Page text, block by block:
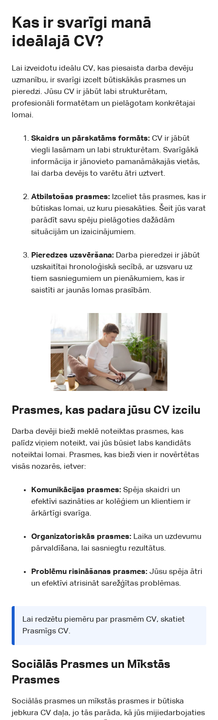
Kas ir svarīgi manā
ideālajā CV?
Lai izveidotu ideālu CV, kas piesaista darba devēju
uzmanību, ir svarīgi izcelt būtiskākās prasmes un
pieredzi. Jūsu CV ir jābūt labi strukturētam,
profesionāli formatētam un pielāgotam konkrētajai
lomai.
Skaidrs un pārskatāms formāts: CV ir jābūt
viegli lasāmam un labi strukturētam. Svarīgākā
informācija ir jānovieto pamanāmākajās vietās,
lai darba devējs to varētu ātri uztvert.
Atbilstošas prasmes: Izceliet tās prasmes, kas ir
būtiskas lomai, uz kuru piesakāties. Šeit jūs varat
parādīt savu spēju pielāgoties dažādām
situācijām un izaicinājumiem.
Pieredzes uzsvēršana: Darba pieredzei ir jābūt
uzskaitītai hronoloģiskā secībā, ar uzsvaru uz
tiem sasniegumiem un pienākumiem, kas ir
saistīti ar jaunās lomas prasībām.
Prasmes, kas padara jūsu CV izcilu
Darba devēji bieži meklē noteiktas prasmes, kas
palīdz viņiem noteikt, vai jūs būsiet labs kandidāts
noteiktai lomai. Prasmes, kas bieži vien ir novērtētas
visās nozarēs, ietver:
Komunikācijas prasmes: Spēja skaidri un
efektīvi sazināties ar kolēģiem un klientiem ir
ārkārtīgi svarīga.
Organizatoriskās prasmes: Laika un uzdevumu
pārvaldīšana, lai sasniegtu rezultātus.
Problēmu risināšanas prasmes: Jūsu spēja ātri
un efektīvi atrisināt sarežģītas problēmas.
Lai redzētu piemēru par prasmēm CV, skatiet
Prasmīgs CV.
Sociālās Prasmes un Mīkstās
Prasmes
Sociālās prasmes un mīkstās prasmes ir būtiska
jebkura CV daļa, jo tās parāda, kā jūs mijiedarbojaties